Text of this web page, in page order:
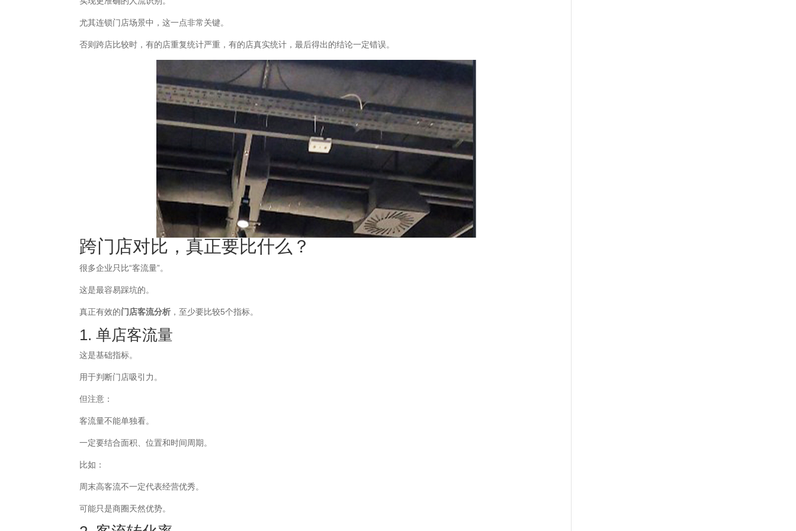
尤其连锁门店场景中，这一点非常关键。
否则跨店比较时，有的店重复统计严重，有的店真实统计，最后得出的结论一定错误。
跨门店对比，真正要比什么？
很多企业只比“客流量”。
这是最容易踩坑的。
真正有效的门店客流分析 ，至少要比较5个指标。
1. 单店客流量
这是基础指标。
用于判断门店吸引力。
但注意：
客流量不能单独看。
一定要结合面积、位置和时间周期。
比如：
周末高客流不一定代表经营优秀。
可能只是商圈天然优势。